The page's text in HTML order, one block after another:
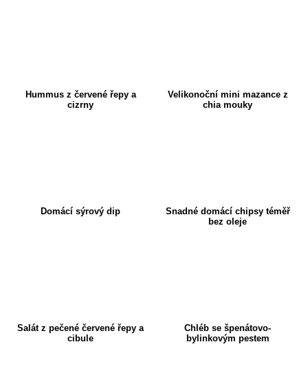
Hummus z červené řepy a
cizrny
Velikonoční mini mazance z
chia mouky
Domácí sýrový dip
Snadné domácí chipsy téměř
bez oleje
Salát z pečené červené řepy a
cibule
Chléb se špenátovo-
bylinkovým pestem